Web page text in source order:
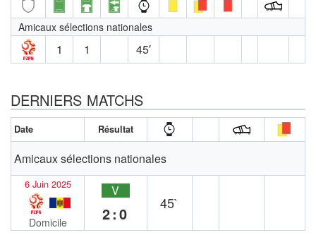
Amicaux sélections nationales
1 1 45′
DERNIERS MATCHS
Date Résultat
Amicaux sélections nationales
6 Juin 2025
Domicile
V
2:0
45`